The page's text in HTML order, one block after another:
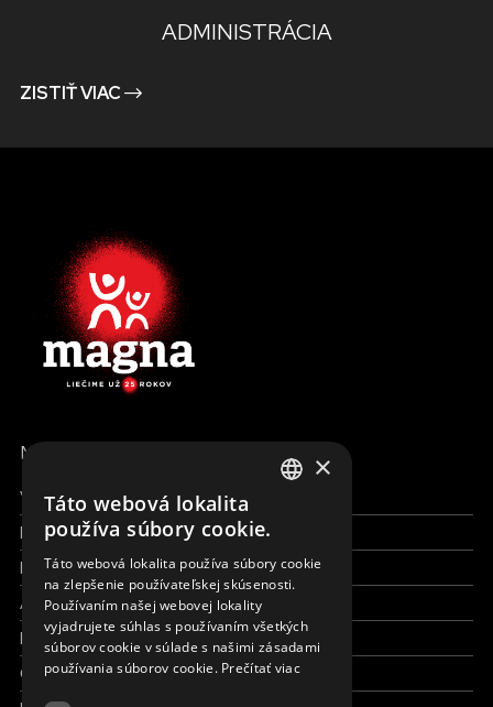
ADMINISTRÁCIA
ZISTIŤ VIAC
MENU
Všetky formy pomoci
Financie a reporty
Pracujte s nami
Aktuálne
Kto sme
Čo robíme
CZECH
FRENCH
×
Táto webová lokalita
používa súbory cookie.
Táto webová lokalita používa súbory cookie
na zlepšenie používateľskej skúsenosti.
Používaním našej webovej lokality
vyjadrujete súhlas s používaním všetkých
súborov cookie v súlade s našimi zásadami
používania súborov cookie. Prečítať viac